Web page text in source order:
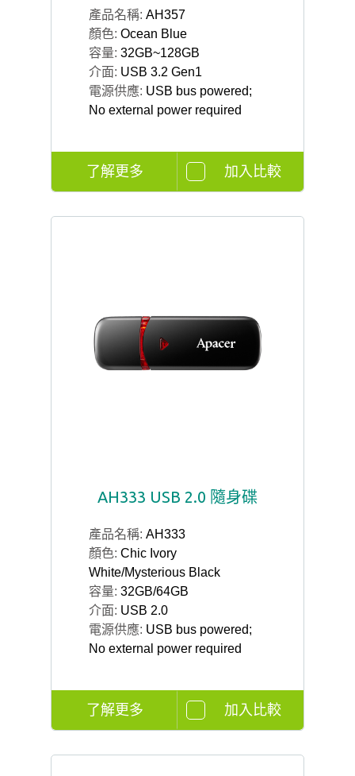
產品名稱: AH357
顏色: Ocean Blue
容量: 32GB~128GB
介面: USB 3.2 Gen1
電源供應: USB bus powered;
No external power required
了解更多 加入比較
AH333 USB 2.0 隨身碟
產品名稱: AH333
顏色: Chic Ivory
White/Mysterious Black
容量: 32GB/64GB
介面: USB 2.0
電源供應: USB bus powered;
No external power required
了解更多 加入比較